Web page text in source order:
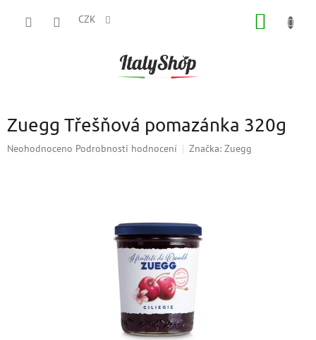
CZK
Zuegg Třešňová pomazánka 320g
Průměrné
Neohodnoceno Podrobnosti hodnocení Značka: Zuegg